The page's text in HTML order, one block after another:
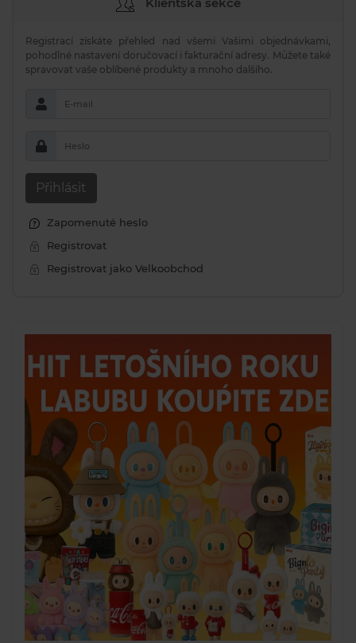
Registrací získáte přehled nad všemi Vašimi objednávkami,
pohodlné nastavení doručovací i fakturační adresy. Můžete také
spravovat vaše oblíbené produkty a mnoho dalšího.
E-mail
Heslo
Přihlásit
Zapomenuté heslo
Registrovat
Registrovat jako Velkoobchod